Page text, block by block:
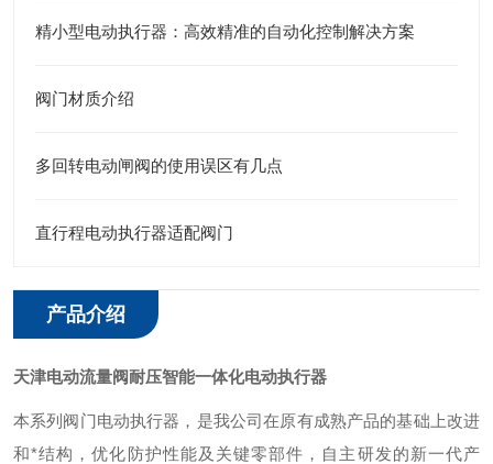
精小型电动执行器：高效精准的自动化控制解决方案
阀门材质介绍
多回转电动闸阀的使用误区有几点
直行程电动执行器适配阀门
产品介绍
天津电动流量阀耐压智能一体化电动执行器
本系列阀门电动执行器，是我公司在原有成熟产品的基础上改进
和*结构，优化防护性能及关键零部件，自主研发的新一代产